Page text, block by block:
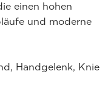
einen hohen
und moderne
Handgelenk, Knie